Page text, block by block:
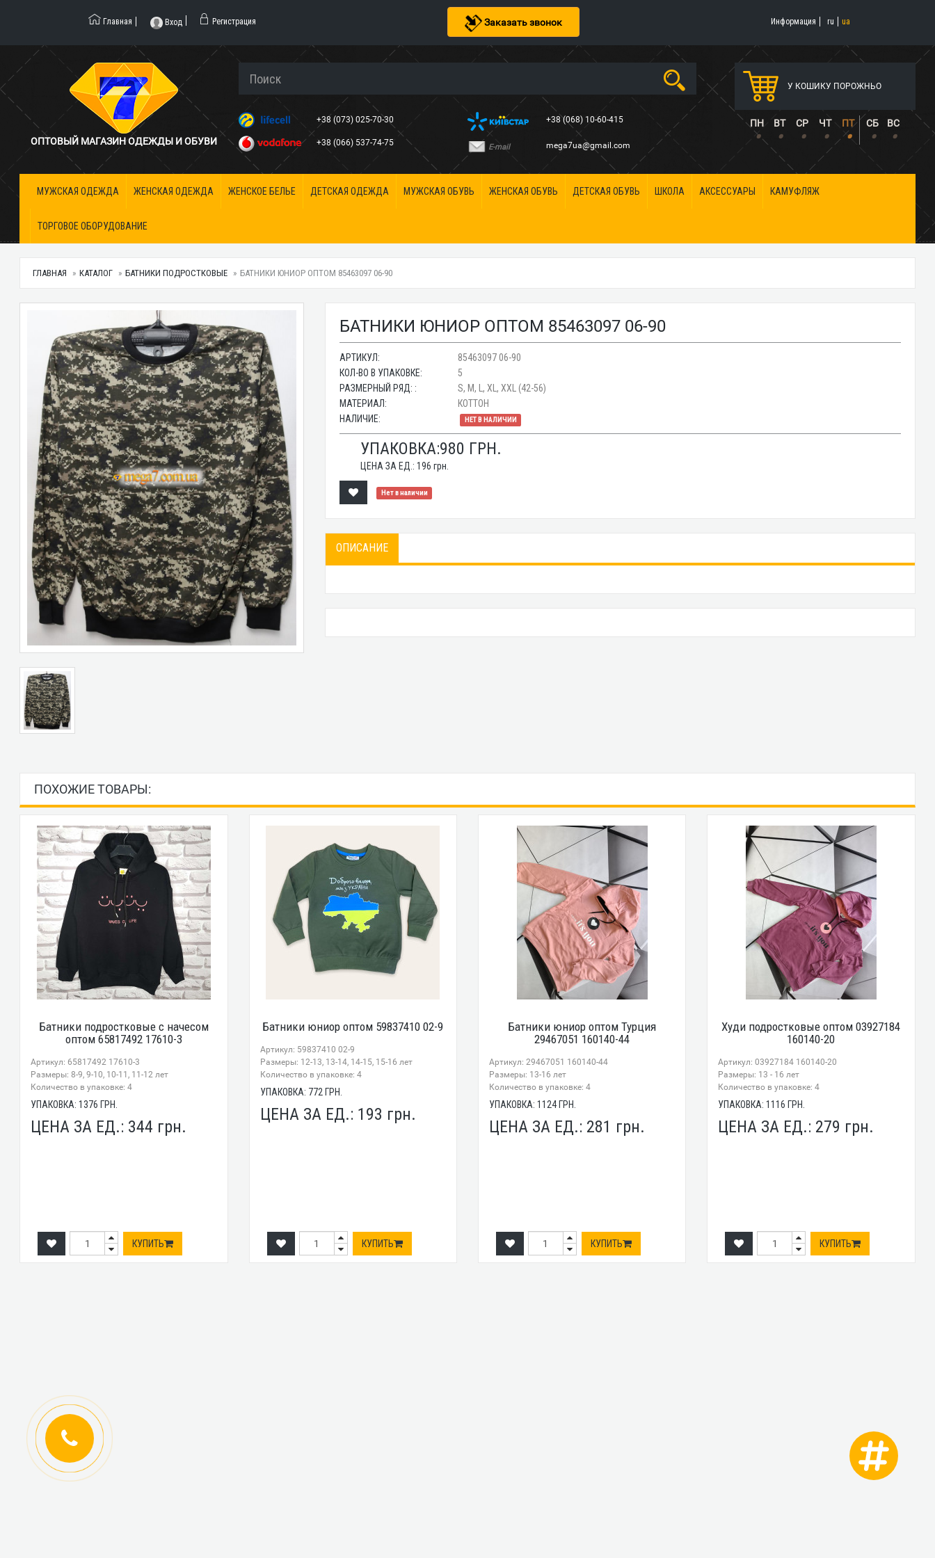
Заказать звонок
Главная Вход Регистрация Информация ru ua
ОПТОВЫЙ МАГАЗИН ОДЕЖДЫ И ОБУВИ
+38 (073) 025-70-30
+38 (066) 537-74-75
+38 (068) 10-60-415
E-mail mega7ua@gmail.com
У КОШИКУ ПОРОЖНЬО
ПН ВТ СР ЧТ ПТ СБ ВС
• • • • • • •
МУЖСКАЯ ОДЕЖДА ЖЕНСКАЯ ОДЕЖДА ЖЕНСКОЕ БЕЛЬЕ ДЕТСКАЯ ОДЕЖДА МУЖСКАЯ ОБУВЬ ЖЕНСКАЯ ОБУВЬ ДЕТСКАЯ ОБУВЬ ШКОЛА АКСЕССУАРЫ КАМУФЛЯЖ
ТОРГОВОЕ ОБОРУДОВАНИЕ
ГЛАВНАЯ КАТАЛОГ БАТНИКИ ПОДРОСТКОВЫЕ БАТНИКИ ЮНИОР ОПТОМ 85463097 06-90
БАТНИКИ ЮНИОР ОПТОМ 85463097 06-90
АРТИКУЛ:
85463097 06-90
КОЛ-ВО В УПАКОВКЕ:
5
РАЗМЕРНЫЙ РЯД: :
S, M, L, XL, XXL (42-56)
МАТЕРИАЛ:
КОТТОН
НАЛИЧИЕ:
НЕТ В НАЛИЧИИ
УПАКОВКА:980 ГРН.
ЦЕНА ЗА ЕД.:196 грн.
Нет в наличии
ОПИСАНИЕ
ПОХОЖИЕ ТОВАРЫ:
Батники подростковые с начесом
оптом 65817492 17610-3
Артикул: 65817492 17610-3
Размеры: 8-9, 9-10, 10-11, 11-12 лет
Количество в упаковке: 4
УПАКОВКА:1376 ГРН.
ЦЕНА ЗА ЕД.: 344 грн.
КУПИТЬ
Батники юниор оптом 59837410 02-9
Артикул: 59837410 02-9
Размеры: 12-13, 13-14, 14-15, 15-16 лет
Количество в упаковке: 4
УПАКОВКА: 772 ГРН.
ЦЕНА ЗА ЕД.: 193 грн.
КУПИТЬ
Батники юниор оптом Турция
29467051 160140-44
Артикул: 29467051 160140-44
Размеры: 13-16 лет
Количество в упаковке: 4
УПАКОВКА: 1124 ГРН.
ЦЕНА ЗА ЕД.: 281 грн.
КУПИТЬ
Худи подростковые оптом 03927184
160140-20
Артикул: 03927184 160140-20
Размеры: 13 - 16 лет
Количество в упаковке: 4
УПАКОВКА:1116 ГРН.
ЦЕНА ЗА ЕД.: 279 грн.
КУПИТЬ